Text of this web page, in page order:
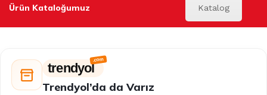
Ürün Kataloğumuz Katalog
trendyol
Trendyol’da da Varız